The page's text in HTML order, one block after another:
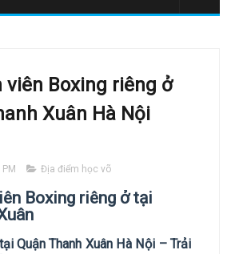
viên Boxing riêng ở
Xuân Hà Nội
Địa điểm học võ
Boxing riêng ở tại
Quận Thanh Xuân Hà Nội – Trải